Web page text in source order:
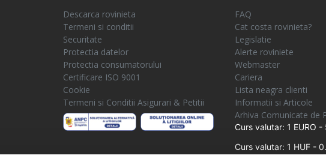
Descarca rovinieta
Termeni si conditii
Securitate
Protectia datelor
Protectia consumatorului
Certificare ISO 9001
Cookie
Termeni si Conditii Asigurari & Petitii
FAQ
Cat costa rovinieta?
Legislatie
Alerte roviniete
Webmaster
Cariera
Lista neagra clienti
Informatii si Articole
Arhiva Comunicate de
Curs valutar: 1 EURO
Curs valutar: 1 HUF -